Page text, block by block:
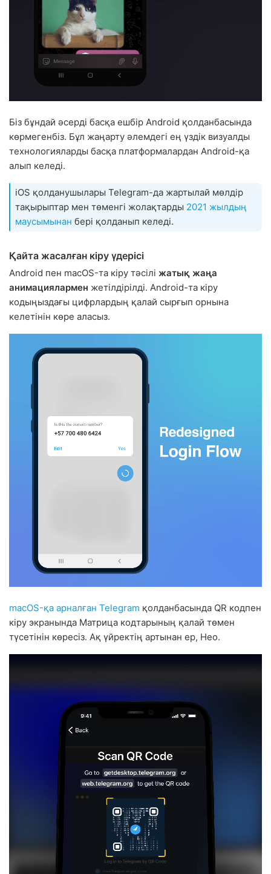
Біз бұндай әсерді басқа ешбір Android қолданбасында
көрмегенбіз. Бұл жаңарту әлемдегі ең үздік визуалды
технологияларды басқа платформалардан Android-қа
алып келеді.
iOS қолданушылары Telegram-да жартылай мөлдір
тақырыптар мен төменгі жолақтарды 2021 жылдың
маусымынан бері қолданып келеді.
Қайта жасалған кіру үдерісі
Android пен macOS-та кіру тәсілі жатық жаңа
анимациялармен жетілдірілді. Android-та кіру
кодыңыздағы цифрлардың қалай сырғып орнына
келетінін көре аласыз.
macOS-қа арналған Telegram қолданбасында QR кодпен
кіру экранында Матрица кодтарының қалай төмен
түсетінін көресіз. Ақ үйректің артынан ер, Нео.